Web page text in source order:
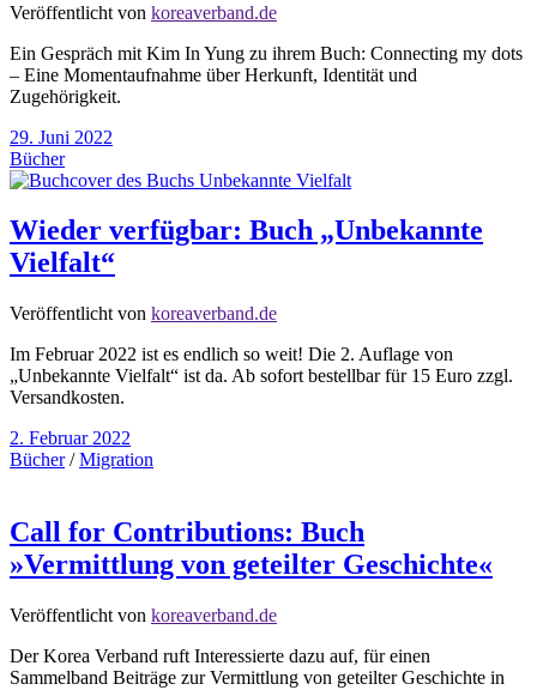
Veröffentlicht von koreaverband.de
Ein Gespräch mit Kim In Yung zu ihrem Buch: Connecting my dots
– Eine Momentaufnahme über Herkunft, Identität und
Zugehörigkeit.
29. Juni 2022
Bücher
Wieder verfügbar: Buch „Unbekannte
Vielfalt“
Veröffentlicht von koreaverband.de
Im Februar 2022 ist es endlich so weit! Die 2. Auflage von
„Unbekannte Vielfalt“ ist da. Ab sofort bestellbar für 15 Euro zzgl.
Versandkosten.
2. Februar 2022
Bücher/Migration
Call for Contributions: Buch
»Vermittlung von geteilter Geschichte«
Veröffentlicht von koreaverband.de
Der Korea Verband ruft Interessierte dazu auf, für einen
Sammelband Beiträge zur Vermittlung von geteilter Geschichte in